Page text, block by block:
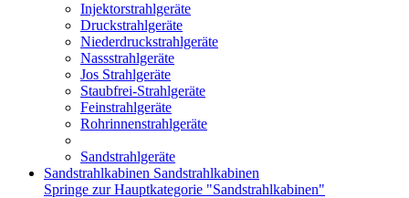
Injektorstrahlgeräte
Druckstrahlgeräte
Niederdruckstrahlgeräte
Nassstrahlgeräte
Jos Strahlgeräte
Staubfrei-Strahlgeräte
Feinstrahlgeräte
Rohrinnenstrahlgeräte
Sandstrahlgeräte
Sandstrahlkabinen Sandstrahlkabinen
Springe zur Hauptkategorie "Sandstrahlkabinen"